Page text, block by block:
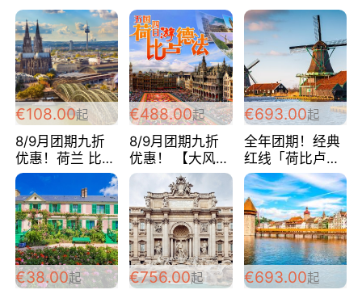
€108.00起
8/9月团期九折
优惠！荷兰 比利
时 卢森堡 德国
法国 超爽玩遍西
欧 循环线 全程
四星宾馆 108欧/
人/天
€488.00起
8/9月团期九折
优惠！ 【大风车
大峡谷之旅】 荷
比卢德法 巴黎上
下 经典五国四日
游 488欧/人
€693.00起
全年团期！经典
红线「荷比卢德
法」七天循环 五
国 仅售99欧/人/
天！巴黎上下！
包拼房~
€38.00起 €756.00起 €693.00起